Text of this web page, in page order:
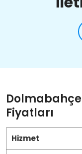
Fiyatları
Hizmet